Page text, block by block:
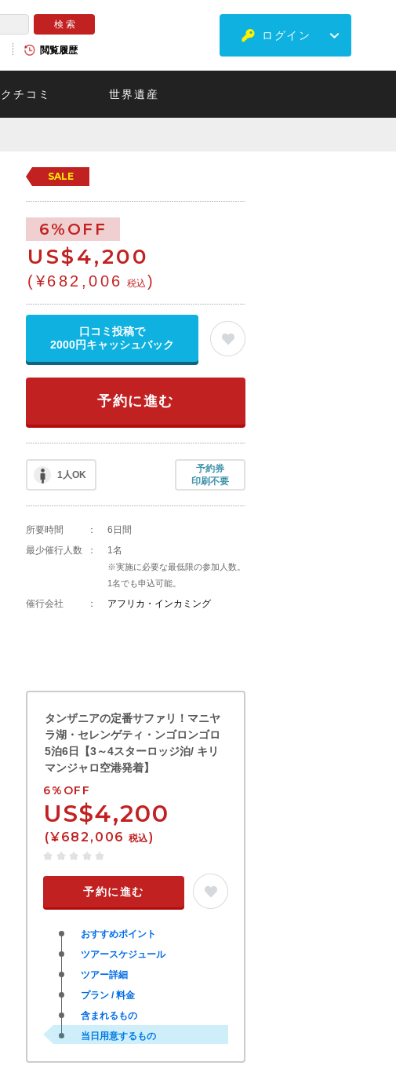
閲覧履歴
ログイン
クチコミ 世界遺産
SALE
6%OFF
US$4,200
(¥682,006 税込 )
口コミ投稿で
2000円キャッシュバック
予約に進む
1人OK
予約券
印刷不要
所要時間 ：
6日間
最少催行人数
： 1名
※実施に必要な最低限の参加人数。
1名でも申込可能。
催行会社 ： アフリカ・インカミング
タンザニアの定番サファリ！マニヤ
ラ湖・セレンゲティ・ンゴロンゴロ
5泊6日【3～4スターロッジ泊/ キリ
マンジャロ空港発着】
6%OFF
US$4,200
(¥682,006 税込)
予約に進む
おすすめポイント
ツアースケジュール
ツアー詳細
プラン / 料金
含まれるもの
当日用意するもの